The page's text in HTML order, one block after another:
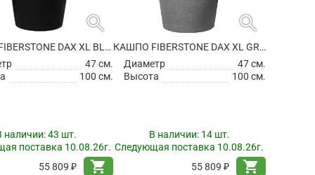
search
КАШПО FIBERSTONE DAX XL BLACK
47 см.
100 см.
наличии:43 шт.
поставка 10.08.26г.
55 809 ₽
shopping_cart
search
КАШПО FIBERSTONE DAX XL GREY
Диаметр
47 см.
Высота
100 см.
В наличии: 14 шт.
Следующая поставка 10.08.26г.
55 809 ₽
shopping_cart